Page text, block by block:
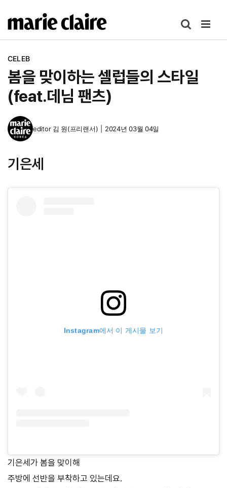
텐
건CELEB
봄을 맞이하는 셀럽들의 스타일
(feat.데님 팬츠)
editor 김 원(프리랜서) 2024년 03월 04일
기은세
Instagram에서 이 게시물 보기
기은세가 봄을 맞이해
주방에 선반을 부착하고 있는데요.